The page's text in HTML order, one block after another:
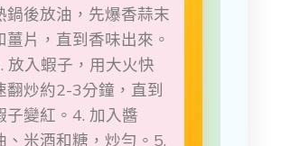
鍋後放油，先爆香蒜末
薑片，直到香味出來。
放入蝦子，用大火快
翻炒約2-3分鐘，直到
子變紅。4. 加入醬
、米酒和糖，炒勻。5.